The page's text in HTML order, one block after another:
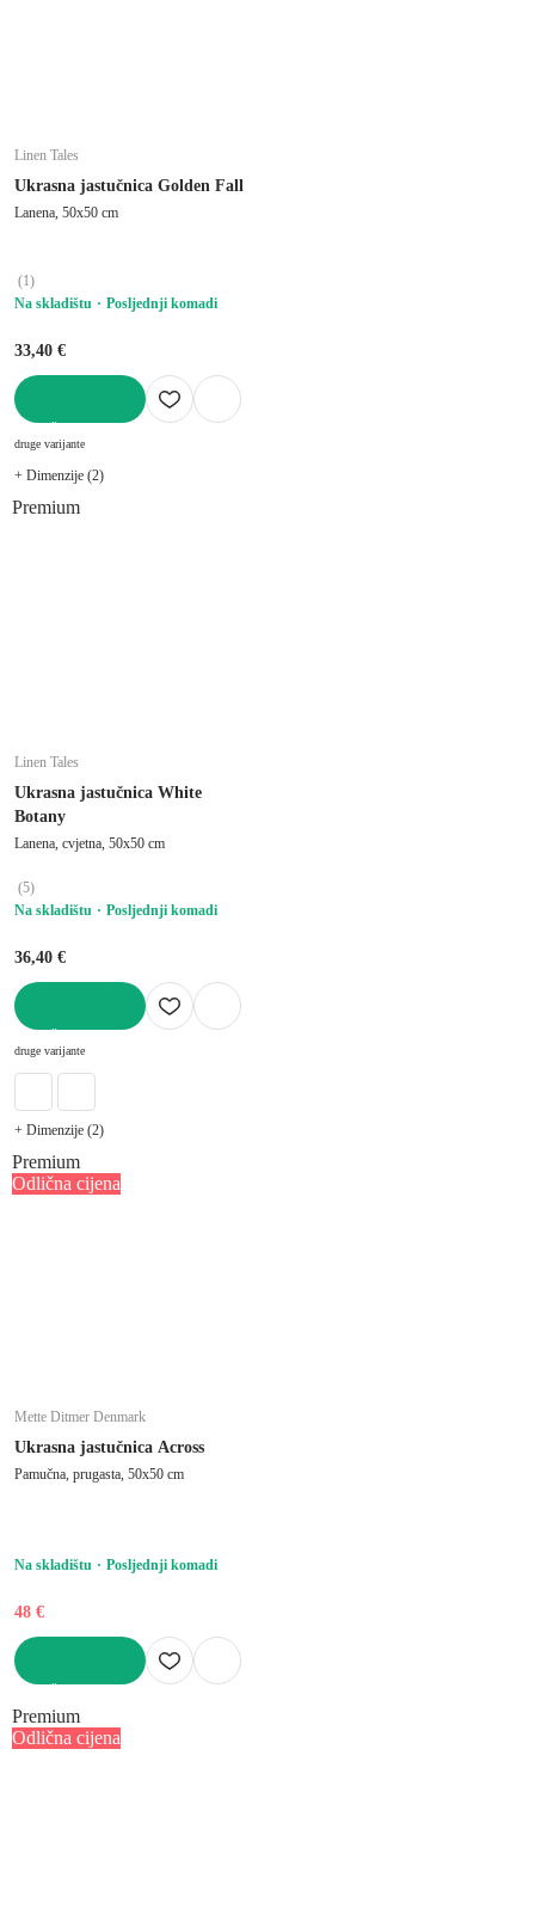
Linen Tales
Ukrasna jastučnica Golden Fall
Lanena, 50x50 cm
(1)
Na skladištu
Posljednji komadi
33,40 €
druge varijante
+ Dimenzije (2)
Premium
Linen Tales
Ukrasna jastučnica White
Botany
Lanena, cvjetna, 50x50 cm
(5)
Na skladištu
Posljednji komadi
36,40 €
druge varijante
+ Dimenzije (2)
Premium
Odlična cijena
Mette Ditmer Denmark
Ukrasna jastučnica Across
Pamučna, prugasta, 50x50 cm
Na skladištu Posljednji komadi
48 €
Premium
Odlična cijena